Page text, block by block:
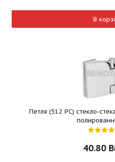
В
Петля (512 PC) стекло-
40.80